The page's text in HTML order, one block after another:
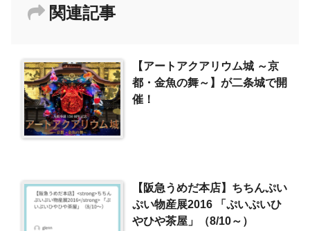
関連記事
【アートアクアリウム城 ～京
都・金魚の舞～】が二条城で開
催！
【阪急うめだ本店】 ちちんぷい
ぷい物産展2016 「ぷいぷいひ
やひや茶屋」（8/10～）